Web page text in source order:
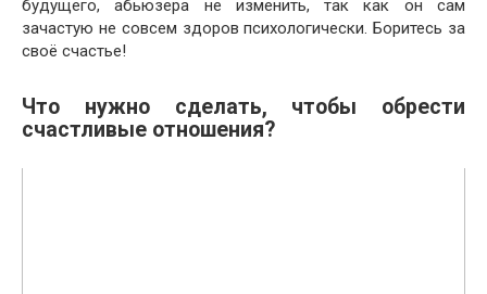
будущего, абьюзера не изменить, так как он сам
зачастую не совсем здоров психологически. Боритесь за
своё счастье!
Что нужно сделать, чтобы обрести
счастливые отношения?